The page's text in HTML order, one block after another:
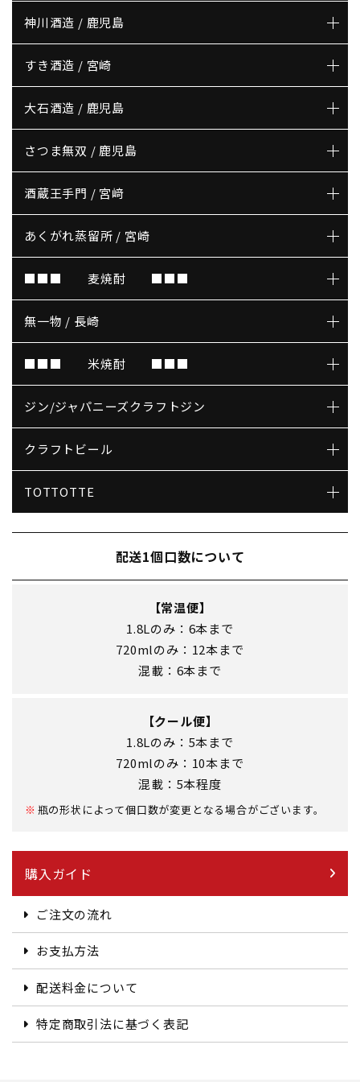
神川酒造 / 鹿児島
すき酒造 / 宮崎
大石酒造 / 鹿児島
さつま無双 / 鹿児島
酒蔵王手門 / 宮﨑
あくがれ蒸留所 / 宮崎
■■■ 麦焼酎 ■■■
無一物 / 長崎
■■■ 米焼酎 ■■■
ジン/ジャパニーズクラフトジン
クラフトビール
TOTTOTTE
配送1個口数について
【常温便】
1.8Lのみ：6本まで
720mlのみ：12本まで
混載：6本まで
【クール便】
1.8Lのみ：5本まで
720mlのみ：10本まで
混載：5本程度
瓶の形状によって個口数が変更となる場合がございます。
購入ガイド
ご注文の流れ
お支払方法
配送料金について
特定商取引法に基づく表記